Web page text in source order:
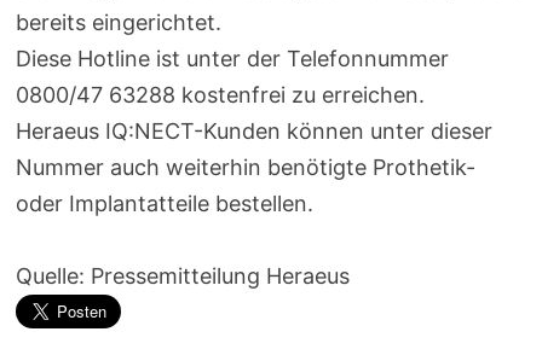
bereits eingerichtet.
Diese Hotline ist unter der Telefonnummer
0800/47 63288 kostenfrei zu erreichen.
Heraeus IQ:NECT-Kunden können unter dieser
Nummer auch weiterhin benötigte Prothetik-
oder Implantatteile bestellen.
Quelle: Pressemitteilung Heraeus